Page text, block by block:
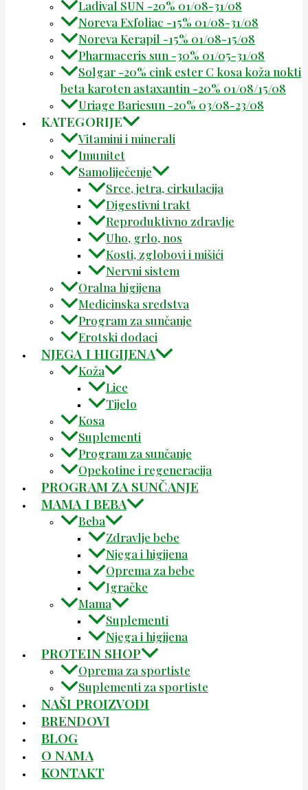
Ladival SUN -20% 01/08-31/08
Noreva Exfoliac -15% 01/08-31/08
Noreva Kerapil -15% 01/08-15/08
Pharmaceris sun -30% 01/05-31/08
Solgar -20% cink ester C kosa koža nokti
beta karoten astaxantin -20% 01/08/15/08
Uriage Bariesun -20% 03/08-23/08
KATEGORIJE
Vitamini i minerali
Imunitet
Samoliječenje
Srce, jetra, cirkulacija
Digestivni trakt
Reproduktivno zdravlje
Uho, grlo, nos
Kosti, zglobovi i mišići
Nervni sistem
Oralna higijena
Medicinska sredstva
Program za sunčanje
Erotski dodaci
NJEGA I HIGIJENA
Koža
Lice
Tijelo
Kosa
Suplementi
Program za sunčanje
Opekotine i regeneracija
PROGRAM ZA SUNČANJE
MAMA I BEBA
Beba
Zdravlje bebe
Njega i higijena
Oprema za bebe
Igračke
Mama
Suplementi
Njega i higijena
PROTEIN SHOP
Oprema za sportiste
Suplementi za sportiste
NAŠI PROIZVODI
BRENDOVI
BLOG
O NAMA
KONTAKT